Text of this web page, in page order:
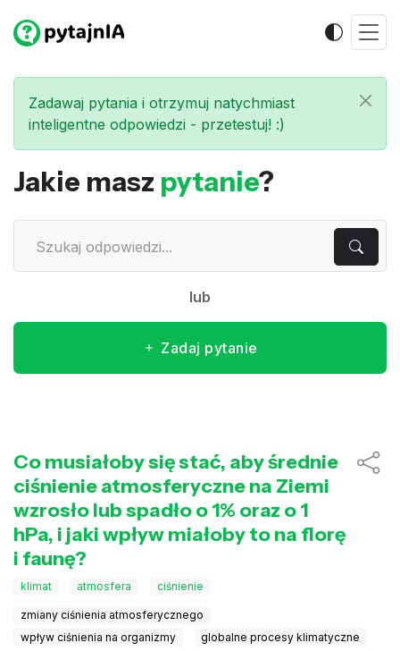
Zadawaj pytania i otrzymuj natychmiast
inteligentne odpowiedzi - przetestuj! :)
Jakie masz pytanie?
lub
Zadaj pytanie
Co musiałoby się stać, aby średnie
ciśnienie atmosferyczne na Ziemi
wzrosło lub spadło o 1% oraz o 1
hPa, i jaki wpływ miałoby to na florę
i faunę?
klimat atmosfera ciśnienie
zmiany ciśnienia atmosferycznego
wpływ ciśnienia na organizmy
globalne procesy klimatyczne